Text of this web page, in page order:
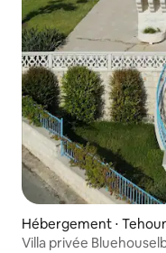
Hébergement ⋅
Villa privée